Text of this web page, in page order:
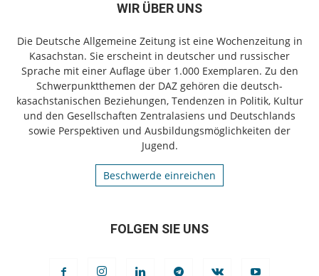
WIR ÜBER UNS
Die Deutsche Allgemeine Zeitung ist eine Wochenzeitung in
Kasachstan. Sie erscheint in deutscher und russischer
Sprache mit einer Auflage über 1.000 Exemplaren. Zu den
Schwerpunktthemen der DAZ gehören die deutsch-
kasachstanischen Beziehungen, Tendenzen in Politik, Kultur
und den Gesellschaften Zentralasiens und Deutschlands
sowie Perspektiven und Ausbildungsmöglichkeiten der
Jugend.
Beschwerde einreichen
FOLGEN SIE UNS